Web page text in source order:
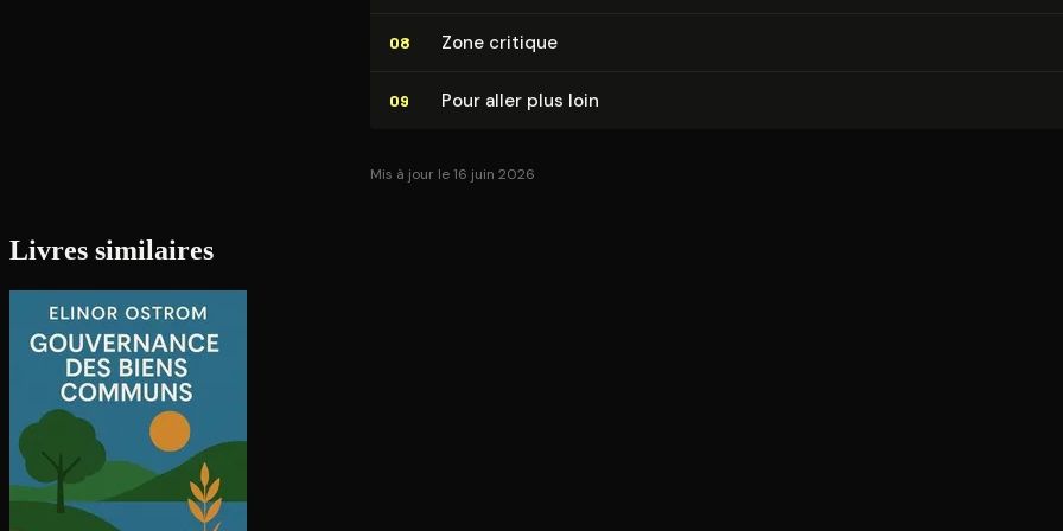
08 Zone critique
09 Pour aller plus loin
Mis à jour le 16 juin 2026
Livres similaires